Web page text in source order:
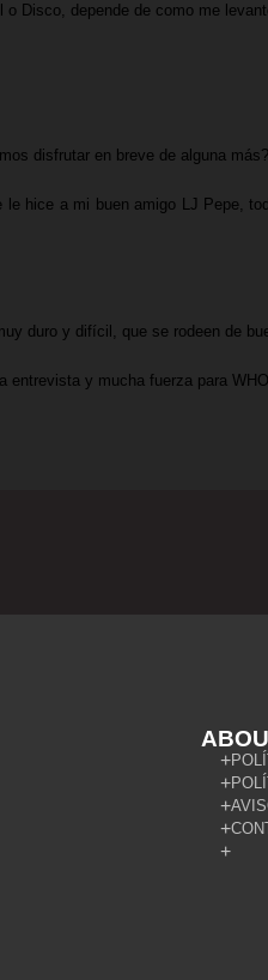
Disco, depende de como me
disfrutar en breve de alguna más?
hice a mi buen amigo LJ Pepe,
duro y difícil, que se rodeen de
entrevista y mucha fuerza para